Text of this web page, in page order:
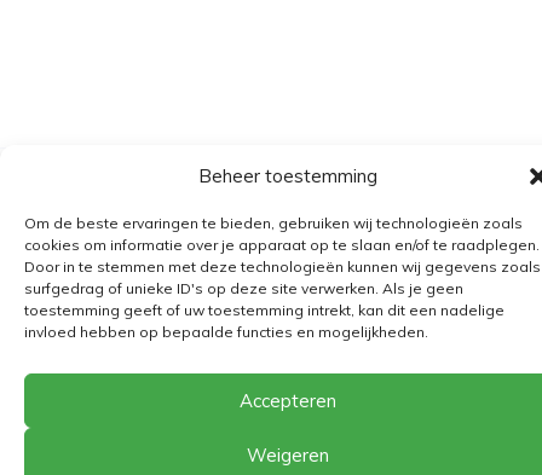
Beheer toestemming
Om de beste ervaringen te bieden, gebruiken wij technologieën zoals
cookies om informatie over je apparaat op te slaan en/of te raadplegen.
Door in te stemmen met deze technologieën kunnen wij gegevens zoals
surfgedrag of unieke ID's op deze site verwerken. Als je geen
toestemming geeft of uw toestemming intrekt, kan dit een nadelige
invloed hebben op bepaalde functies en mogelijkheden.
Accepteren
Weigeren
Verzending
Retourbeleid
BE 0682.845.059
The Playground